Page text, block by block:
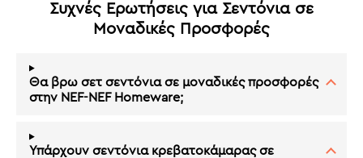
Συχνές Ερωτήσεις για Σεντόνια σε
Μοναδικές Προσφορές
Θα βρω σετ σεντόνια σε μοναδικές προσφορές
στην NEF-NEF Homeware;
Υπάρχουν σεντόνια κρεβατοκάμαρας σε